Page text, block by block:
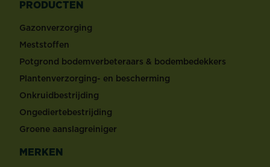
PRODUCTEN
Gazonverzorging
Meststoffen
Potgrond bodemverbeteraars & bodembedekkers
Plantenverzorging- en bescherming
Onkruidbestrijding
Ongediertebestrijding
Groene aanslagreiniger
MERKEN